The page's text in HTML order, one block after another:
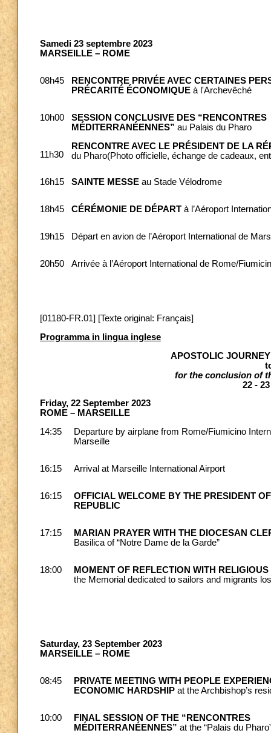
Samedi 23 septembre 2023
MARSEILLE – ROME
08h45
RENCONTRE PRIVÉE AVEC CERTAINES
PRÉCARITÉ ÉCONOMIQUE à l'Archevêché
10h00
SESSION CONCLUSIVE DES “RENCONTRES
MÉDITERRANÉENNES” au Palais du Pharo
11h30
RENCONTRE AVEC LE PRÉSIDENT DE LA
du Pharo(Photo officielle, échange de cadeaux,
16h15 SAINTE MESSE au Stade Vélodrome
18h45 CÉRÉMONIE DE DÉPART à l’Aéroport
19h15 Départ en avion de l’Aéroport International de
20h50 Arrivée à l’Aéroport International de Rome/
[01180-FR.01] [Texte original: Français]
Programma in lingua inglese
APOSTOLIC
for the conclusion of
22 -
Friday, 22 September 2023
ROME – MARSEILLE
14:35
Departure by airplane from Rome/Fiumicino
Marseille
16:15 Arrival at Marseille International Airport
16:15
OFFICIAL WELCOME BY THE PRESIDENT
REPUBLIC
17:15
MARIAN PRAYER WITH THE DIOCESAN
Basilica of “Notre Dame de la Garde”
18:00
MOMENT OF REFLECTION WITH
the Memorial dedicated to sailors and migrants
Saturday, 23 September 2023
MARSEILLE – ROME
08:45
PRIVATE MEETING WITH PEOPLE
ECONOMIC HARDSHIP at the Archbishop’s
10:00
FINAL SESSION OF THE “RENCONTRES
MÉDITERRANÉENNES” at the “Palais du